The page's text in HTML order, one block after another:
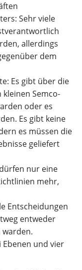
Sehr viele
allerdings
dem
Es gibt über die
Semco-
oder es
Es gibt keine
es müssen die
geliefert
nur eine
mehr,
Entscheidungen
entweder
und vier